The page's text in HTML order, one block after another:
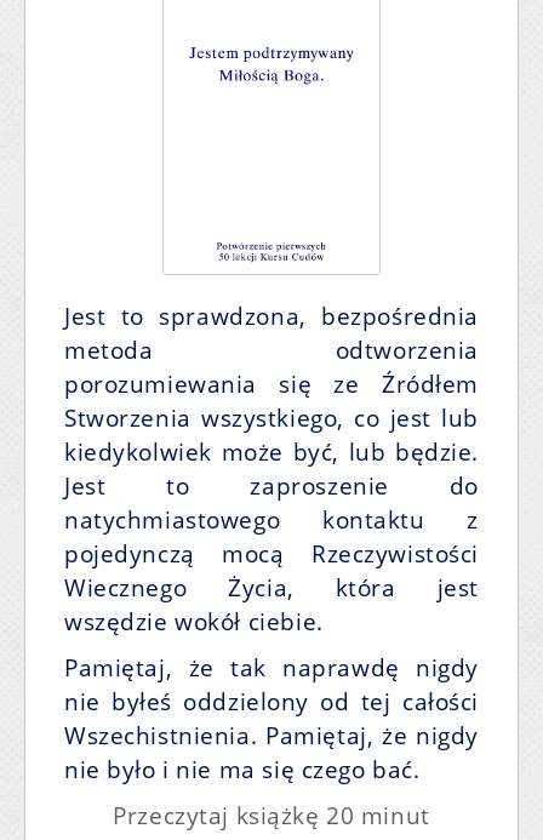
Jest to sprawdzona, bezpośrednia
metoda odtworzenia
porozumiewania się ze Źródłem
Stworzenia wszystkiego, co jest lub
kiedykolwiek może być, lub będzie.
Jest to zaproszenie do
natychmiastowego kontaktu z
pojedynczą mocą Rzeczywistości
Wiecznego Życia, która jest
wszędzie wokół ciebie.
Pamiętaj, że tak naprawdę nigdy
nie byłeś oddzielony od tej całości
Wszechistnienia. Pamiętaj, że nigdy
nie było i nie ma się czego bać.
Przeczytaj książkę 20 minut